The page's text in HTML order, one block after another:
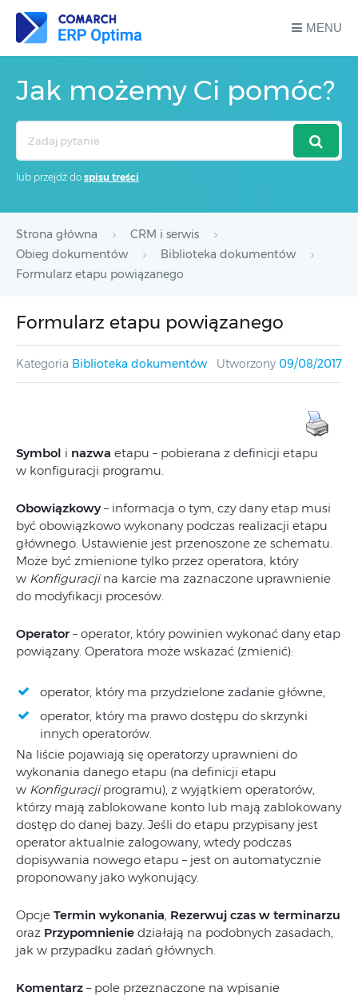
MENU
Jak możemy Ci pomóc?
lub przejdź do spisu treści
Strona główna
CRM i serwis
Obieg dokumentów
Biblioteka dokumentów
Formularz etapu powiązanego
Formularz etapu powiązanego
Kategoria Biblioteka dokumentów Utworzony 09/08/2017
Symbol i nazwa etapu – pobierana z definicji etapu
w konfiguracji programu.
Obowiązkowy – informacja o tym, czy dany etap musi
być obowiązkowo wykonany podczas realizacji etapu
głównego. Ustawienie jest przenoszone ze schematu.
Może być zmienione tylko przez operatora, który
w Konfiguracjina karcie ma zaznaczone uprawnienie
do modyfikacji procesów.
Operator – operator, który powinien wykonać dany etap
powiązany. Operatora może wskazać (zmienić):
operator, który ma przydzielone zadanie główne,
operator, który ma prawo dostępu do skrzynki
innych operatorów.
Na liście pojawiają się operatorzy uprawnieni do
wykonania danego etapu (na definicji etapu
w Konfiguracjiprogramu), z wyjątkiem operatorów,
którzy mają zablokowane konto lub mają zablokowany
dostęp do danej bazy. Jeśli do etapu przypisany jest
operator aktualnie zalogowany, wtedy podczas
dopisywania nowego etapu – jest on automatycznie
proponowany jako wykonujący.
Opcje Termin wykonania, Rezerwuj czas w terminarzu
oraz Przypomnienie działają na podobnych zasadach,
jak w przypadku zadań głównych.
Komentarz – pole przeznaczone na wpisanie